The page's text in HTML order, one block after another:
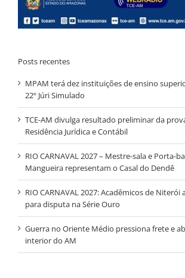
Posts recentes
MPAM terá dez instituições de ensino
22º Júri Simulado
TCE-AM divulga resultado preliminar da
Residência Jurídica e Contábil
RIO CARNAVAL 2027 – Mestre-sala e Porta-
Mangueira representam o Casal do Dendê
RIO CARNAVAL 2027: Acadêmicos de
para disputa na Série Ouro
Guerra no Oriente Médio pressiona frete e
interior do AM